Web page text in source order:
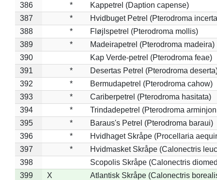
386
*
Kappetrel (Daption capense)
387
*
Hvidbuget Petrel (Pterodroma
388
*
Fløjlspetrel (Pterodroma mollis)
389
*
Madeirapetrel (Pterodroma madeira)
390
Kap Verde-petrel (Pterodroma feae)
391
*
Desertas Petrel (Pterodroma
392
*
Bermudapetrel (Pterodroma cahow)
393
*
Cariberpetrel (Pterodroma hasitata)
394
*
Trindadepetrel (Pterodroma
395
*
Baraus's Petrel (Pterodroma baraui)
396
*
Hvidhaget Skråpe (Procellaria
397
*
Hvidmasket Skråpe (Calonectris
398
Scopolis Skråpe (Calonectris
399
X
Atlantisk Skråpe (Calonectris